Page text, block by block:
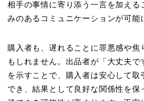
相手の事情に寄り添う一言を加える
みのあるコミュニケーションが可能
購入者も、遅れることに罪悪感や焦
もしれません。出品者が「大丈夫で
を示すことで、購入者は安心して取
でき、結果として良好な関係性を保